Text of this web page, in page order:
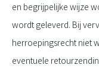
en begrijpelijke wijze
wordt geleverd. Bij
herroepingsrecht niet
eventuele